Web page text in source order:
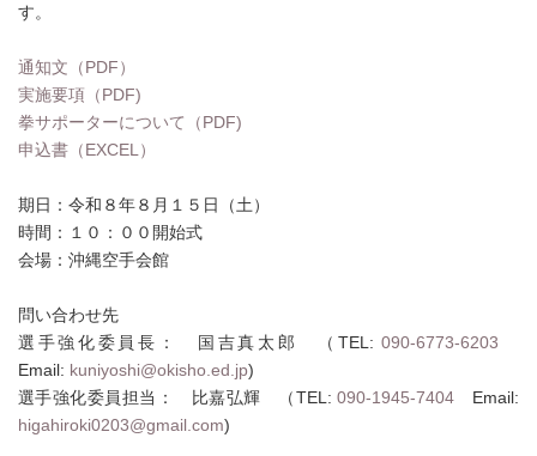
す。
通知文（PDF）
実施要項（PDF)
拳サポーターについて（PDF)
申込書（EXCEL）
期日：令和８年８月１５日（土）
時間：１０：００開始式
会場：沖縄空手会館
問い合わせ先
選手強化委員長： 国吉真太郎 （TEL:090-6773-6203
Email: kuniyoshi@okisho.ed.jp)
選手強化委員担当： 比嘉弘輝 （TEL:090-1945-7404 Email:
higahiroki0203@gmail.com)